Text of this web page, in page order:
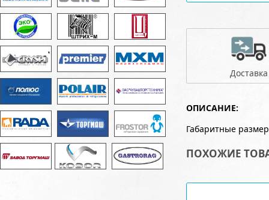
Доставка
ОПИСАНИЕ:
Габаритные
ПОХОЖИЕ